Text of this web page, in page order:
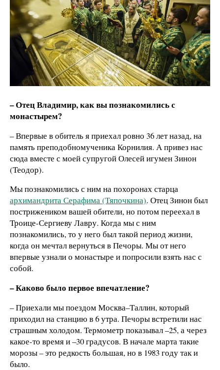
– Отец Владимир, как вы познакомились с
монастырем?
– Впервые в обитель я приехал ровно 36 лет назад, на
память преподобномученика Корнилия. А привез нас
сюда вместе с моей супругой Олесей игумен Зинон
(Теодор).
Мы познакомились с ним на похоронах старца
архимандрита Серафима (Тяпочкина). Отец Зинон был
пострижеником вашей обители, но потом переехал в
Троице-Сергиеву Лавру. Когда мы с ним
познакомились, то у него был такой период жизни,
когда он мечтал вернуться в Печоры. Мы от него
впервые узнали о монастыре и попросили взять нас с
собой.
– Каково было первое впечатление?
– Приехали мы поездом Москва–Таллин, который
приходил на станцию в 6 утра. Печоры встретили нас
страшным холодом. Термометр показывал –25, а через
какое-то время и –30 градусов. В начале марта такие
морозы – это редкость большая, но в 1983 году так и
было.